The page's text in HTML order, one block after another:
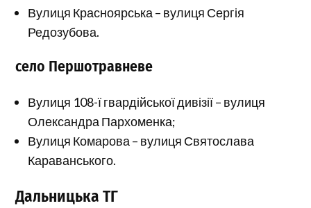
Вулиця Красноярська – вулиця Сергія
Редозубова.
село Першотравневе
Вулиця 108-ї гвардійської дивізії – вулиця
Олександра Пархоменка;
Вулиця Комарова – вулиця Святослава
Караванського.
Дальницька ТГ